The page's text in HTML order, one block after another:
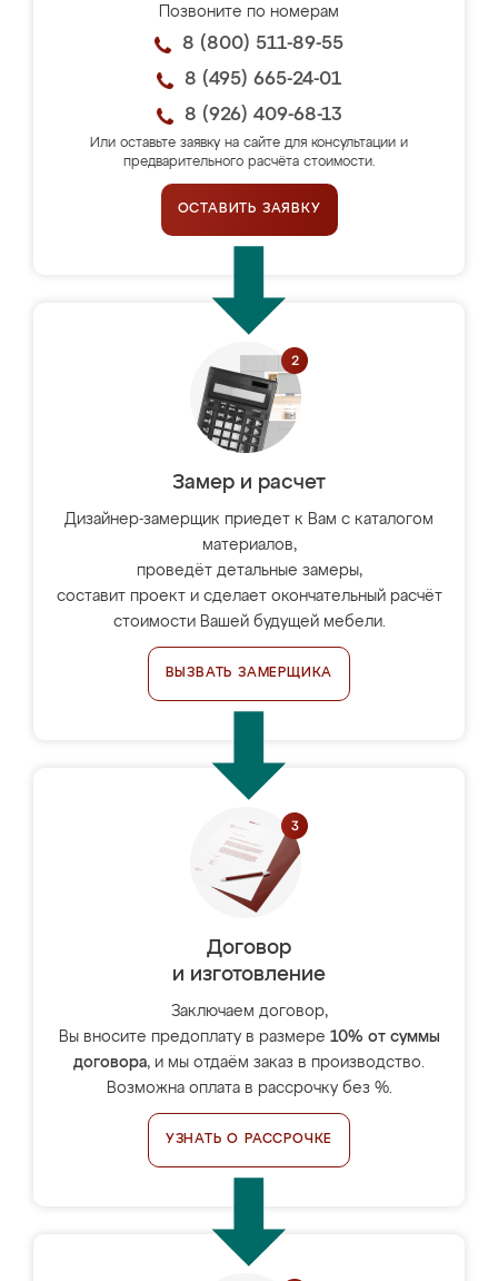
Позвоните по номерам
8 (800) 511-89-55
8 (495) 665-24-01
8 (926) 409-68-13
Или оставьте заявку на сайте для консультации и
предварительного расчёта стоимости.
ОСТАВИТЬ ЗАЯВКУ
Замер и расчет
Дизайнер-замерщик приедет к Вам с каталогом
материалов,
проведёт детальные замеры,
составит проект и сделает окончательный расчёт
стоимости Вашей будущей мебели.
ВЫЗВАТЬ ЗАМЕРЩИКА
Договор
и изготовление
Заключаем договор,
Вы вносите предоплату в размере 10% от суммы
договора, и мы отдаём заказ в производство.
Возможна оплата в рассрочку без %.
УЗНАТЬ О РАССРОЧКЕ